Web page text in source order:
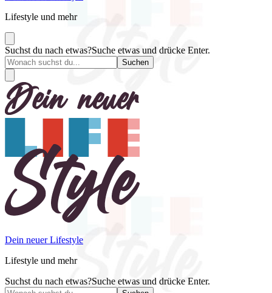
Lifestyle und mehr
Suchst du nach etwas?Suche etwas und drücke Enter.
Dein neuer Lifestyle
Lifestyle und mehr
Suchst du nach etwas?Suche etwas und drücke Enter.